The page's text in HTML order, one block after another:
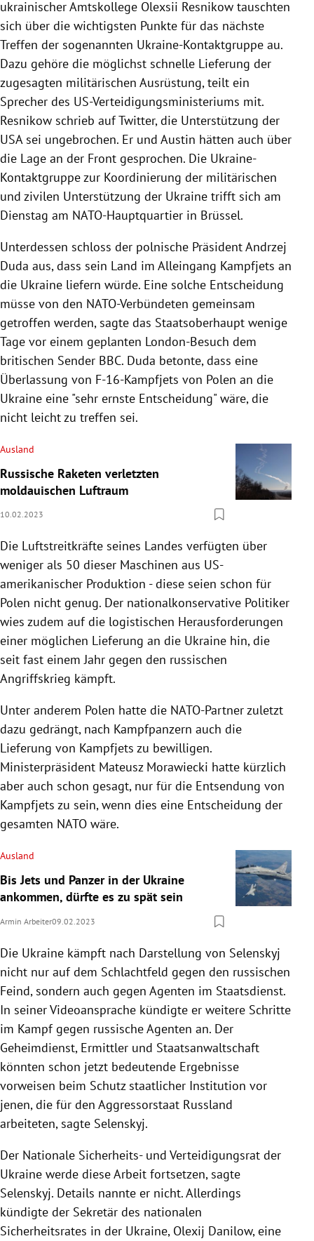
ukrainischer Amtskollege Olexsii Resnikow tauschten
sich über die wichtigsten Punkte für das nächste
Treffen der sogenannten Ukraine-Kontaktgruppe au.
Dazu gehöre die möglichst schnelle Lieferung der
zugesagten militärischen Ausrüstung, teilt ein
Sprecher des US-Verteidigungsministeriums mit.
Resnikow schrieb auf Twitter, die Unterstützung der
USA sei ungebrochen. Er und Austin hätten auch über
die Lage an der Front gesprochen. Die Ukraine-
Kontaktgruppe zur Koordinierung der militärischen
und zivilen Unterstützung der Ukraine trifft sich am
Dienstag am NATO-Hauptquartier in Brüssel.
Unterdessen schloss der polnische Präsident Andrzej
Duda aus, dass sein Land im Alleingang Kampfjets an
die Ukraine liefern würde. Eine solche Entscheidung
müsse von den NATO-Verbündeten gemeinsam
getroffen werden, sagte das Staatsoberhaupt wenige
Tage vor einem geplanten London-Besuch dem
britischen Sender BBC. Duda betonte, dass eine
Überlassung von F-16-Kampfjets von Polen an die
Ukraine eine "sehr ernste Entscheidung" wäre, die
nicht leicht zu treffen sei.
Ausland
Russische Raketen verletzten
moldauischen Luftraum
10.02.2023
Die Luftstreitkräfte seines Landes verfügten über
weniger als 50 dieser Maschinen aus US-
amerikanischer Produktion - diese seien schon für
Polen nicht genug. Der nationalkonservative Politiker
wies zudem auf die logistischen Herausforderungen
einer möglichen Lieferung an die Ukraine hin, die
seit fast einem Jahr gegen den russischen
Angriffskrieg kämpft.
Unter anderem Polen hatte die NATO-Partner zuletzt
dazu gedrängt, nach Kampfpanzern auch die
Lieferung von Kampfjets zu bewilligen.
Ministerpräsident Mateusz Morawiecki hatte kürzlich
aber auch schon gesagt, nur für die Entsendung von
Kampfjets zu sein, wenn dies eine Entscheidung der
gesamten NATO wäre.
Ausland
Bis Jets und Panzer in der Ukraine
ankommen, dürfte es zu spät sein
Armin Arbeiter09.02.2023
Die Ukraine kämpft nach Darstellung von Selenskyj
nicht nur auf dem Schlachtfeld gegen den russischen
Feind, sondern auch gegen Agenten im Staatsdienst.
In seiner Videoansprache kündigte er weitere Schritte
im Kampf gegen russische Agenten an. Der
Geheimdienst, Ermittler und Staatsanwaltschaft
könnten schon jetzt bedeutende Ergebnisse
vorweisen beim Schutz staatlicher Institution vor
jenen, die für den Aggressorstaat Russland
arbeiteten, sagte Selenskyj.
Der Nationale Sicherheits- und Verteidigungsrat der
Ukraine werde diese Arbeit fortsetzen, sagte
Selenskyj. Details nannte er nicht. Allerdings
kündigte der Sekretär des nationalen
Sicherheitsrates in der Ukraine, Olexij Danilow, eine